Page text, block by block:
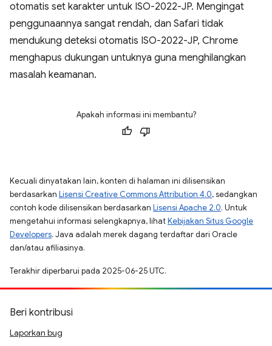
otomatis set karakter untuk ISO-2022-JP. Mengingat
penggunaannya sangat rendah, dan Safari tidak
mendukung deteksi otomatis ISO-2022-JP, Chrome
menghapus dukungan untuknya guna menghilangkan
masalah keamanan.
Apakah informasi ini membantu?
Kecuali dinyatakan lain, konten di halaman ini dilisensikan
berdasarkan Lisensi Creative Commons Attribution 4.0, sedangkan
contoh kode dilisensikan berdasarkan Lisensi Apache 2.0. Untuk
mengetahui informasi selengkapnya, lihatKebijakan Situs Google
Developers. Java adalah merek dagang terdaftar dari Oracle
dan/atau afiliasinya.
Terakhir diperbarui pada 2025-06-25 UTC.
Beri kontribusi
Laporkan bug